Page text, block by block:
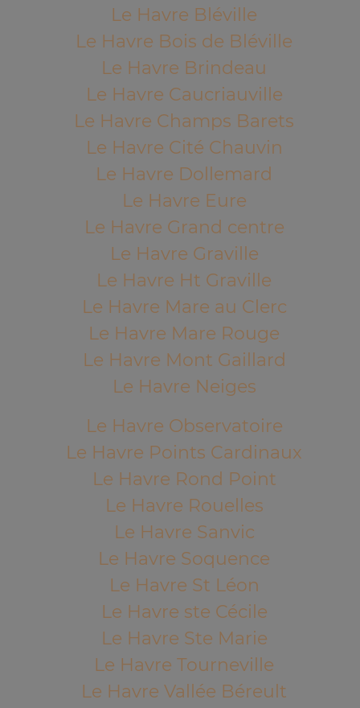
Le Havre Bléville
Le Havre Bois de Bléville
Le Havre Brindeau
Le Havre Caucriauville
Le Havre Champs Barets
Le Havre Cité Chauvin
Le Havre Dollemard
Le Havre Eure
Le Havre Grand centre
Le Havre Graville
Le Havre Ht Graville
Le Havre Mare au Clerc
Le Havre Mare Rouge
Le Havre Mont Gaillard
Le Havre Neiges
Le Havre Observatoire
Le Havre Points Cardinaux
Le Havre Rond Point
Le Havre Rouelles
Le Havre Sanvic
Le Havre Soquence
Le Havre St Léon
Le Havre ste Cécile
Le Havre Ste Marie
Le Havre Tourneville
Le Havre Vallée Béreult